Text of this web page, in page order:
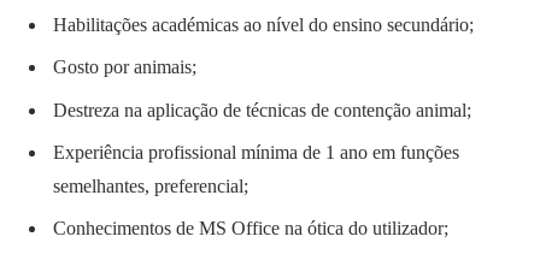
Habilitações académicas ao nível do ensino secundário;
Gosto por animais;
Destreza na aplicação de técnicas de contenção animal;
Experiência profissional mínima de 1 ano em funções
semelhantes, preferencial;
Conhecimentos de MS Office na ótica do utilizador;